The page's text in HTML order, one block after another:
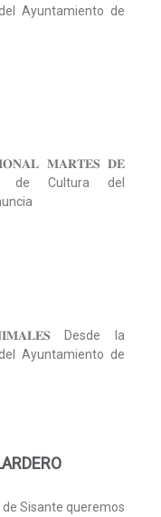
Ayuntamiento de
𝐌𝐀𝐑𝐓𝐄𝐒 𝐃𝐄
de Cultura del
Desde la
Ayuntamiento de
Sisante queremos